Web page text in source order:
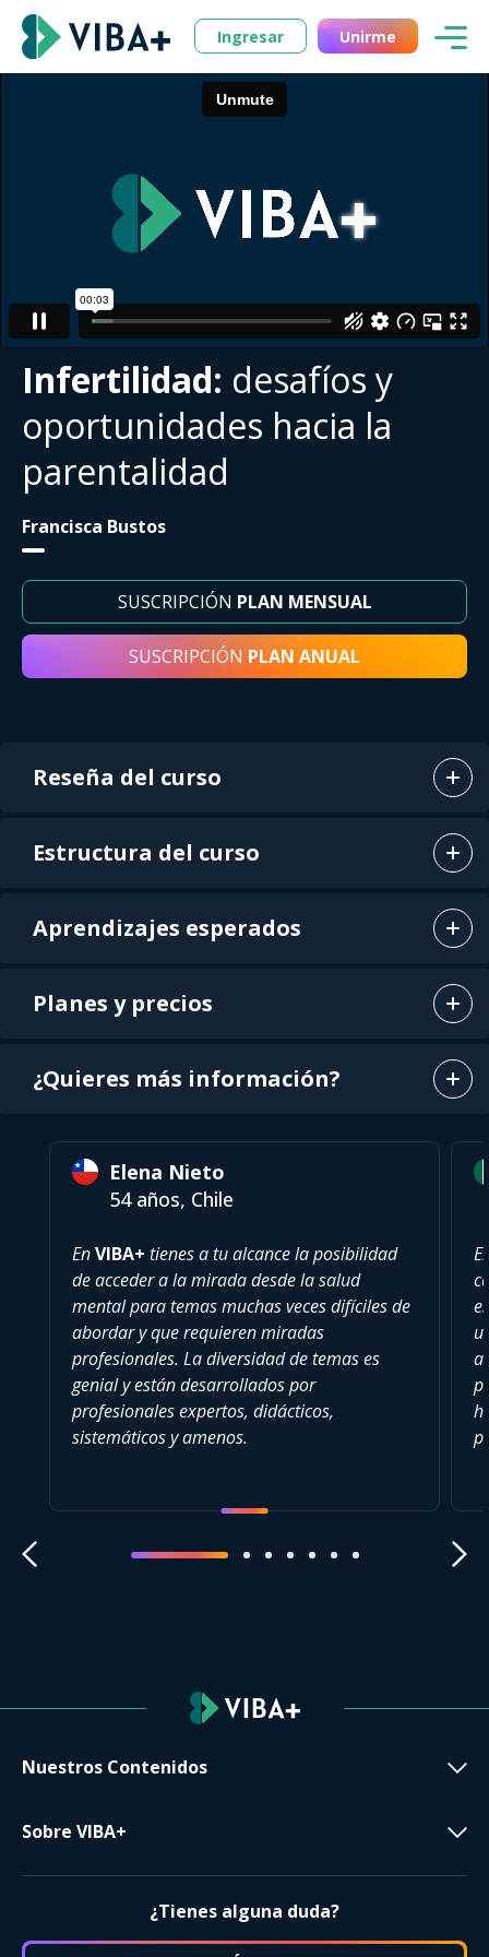
Ingresar Unirme
Infertilidad: desafíos y
oportunidades hacia la
parentalidad
Francisca Bustos
SUSCRIPCIÓN PLAN MENSUAL
SUSCRIPCIÓN PLAN ANUAL
Reseña del curso
Estructura del curso
Aprendizajes esperados
Planes y precios
¿Quieres más información?
Elena Nieto
54 años, Chile
EnVIBA+ tienes a tu alcance la posibilidad
de acceder a la mirada desde la salud
mental para temas muchas veces difíciles de
abordar y que requieren miradas
profesionales. La diversidad de temas es
genial y están desarrollados por
profesionales expertos, didácticos,
sistemáticos y amenos.
Nuestros Contenidos
Sobre VIBA+
¿Tienes alguna duda?